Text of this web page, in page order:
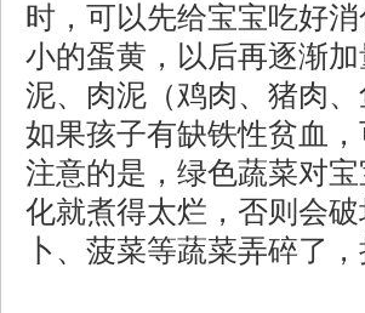
时，可以先给宝宝吃好
小的蛋黄，以后再逐渐
泥、肉泥（鸡肉、猪肉
如果孩子有缺铁性贫血
注意的是，绿色蔬菜对
化就煮得太烂，否则会
卜、菠菜等蔬菜弄碎了